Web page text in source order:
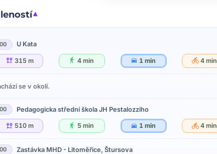
U Kata
315 m 4 min 1 min 4 min
se v okolí.
Pedagogicka střední škola JH Pestalozziho
510 m 5 min 1 min 4 min
Zastávka MHD - Litoměřice, Štursova